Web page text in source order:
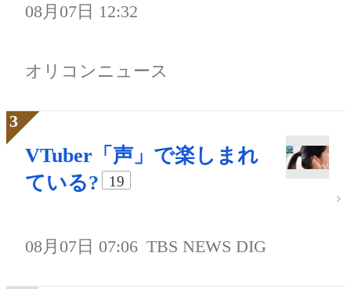
08月07日 12:32
オリコンニュース
VTuber「声」で楽しまれ
ている?
19
08月07日 07:06 TBS NEWS DIG